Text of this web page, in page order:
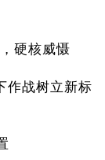
硬核威慑
作战树立新标